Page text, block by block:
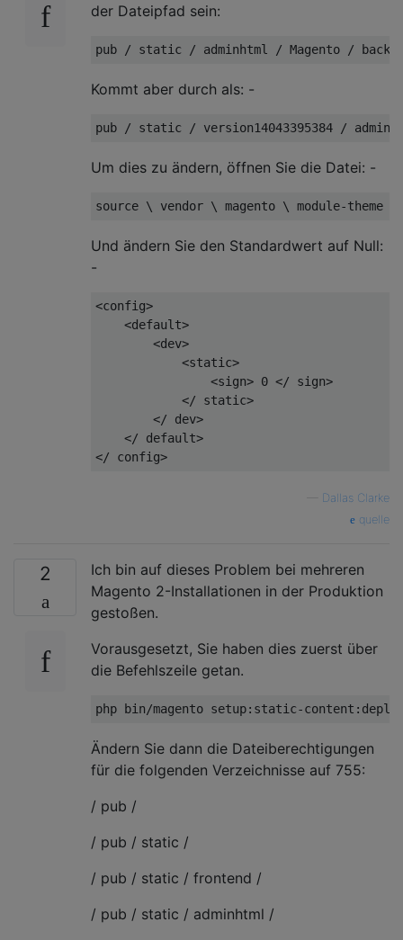
der Dateipfad sein:
pub / static / adminhtml / Magento /
Kommt aber durch als: -
pub / static / version14043395384 /
Um dies zu ändern, öffnen Sie die Datei: -
source \ vendor \ magento \ module-
Und ändern Sie den Standardwert auf Null:
-
<config>
    <default>
        <dev>
            <static>
                <sign> 0 </ sign>
            </ static>
        </ dev>
    </ default>
</ config>
Dallas Clarke
quelle
2
Ich bin auf dieses Problem bei mehreren
Magento 2-Installationen in der Produktion
gestoßen.
Vorausgesetzt, Sie haben dies zuerst über
die Befehlszeile getan.
php bin/magento setup: static-content :
Ändern Sie dann die Dateiberechtigungen
für die folgenden Verzeichnisse auf 755:
/ pub /
/ pub / static /
/ pub / static / frontend /
/ pub / static / adminhtml /